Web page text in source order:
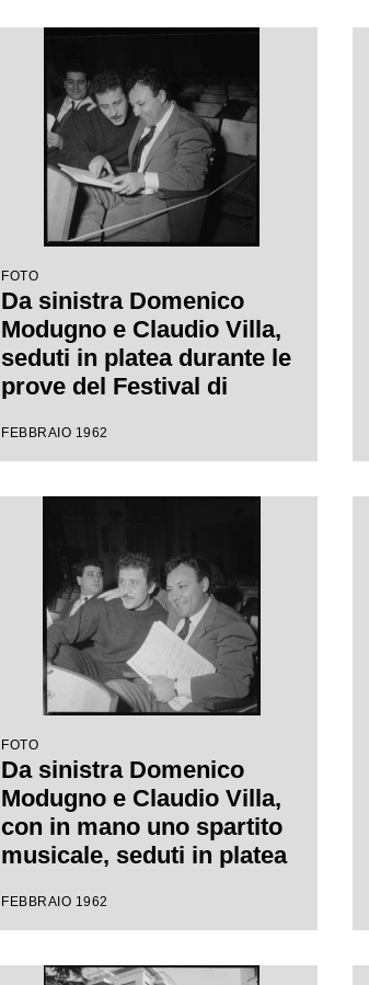
FOTO
Da sinistra Domenico
Modugno e Claudio Villa,
seduti in platea durante le
prove del Festival di
spartito musicale
FEBBRAIO 1962
FOTO
Da sinistra Domenico
Modugno e Claudio Villa,
con in mano uno spartito
musicale, seduti in platea
Festival di Sanremo
FEBBRAIO 1962